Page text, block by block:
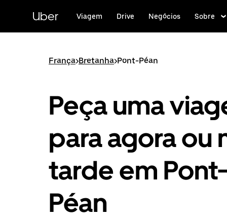
conteúdo
Uber Viagem Drive Negócios Sobre
França>Bretanha>Pont-Péan
Peça uma
para agora ou
tarde em
Péan